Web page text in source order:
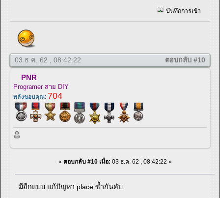
บันทึกการเข้า
03 ธ.ค. 62 , 08:42:22 ตอบกลับ #10
PNR
Programer สาย DIY
พลังขอบคุณ: 704
« ตอบกลับ #10 เมื่อ: 03 ธ.ค. 62 , 08:42:22 »
มีอีกแบบ แก้ปัญหา place ซ้ำกันคับ